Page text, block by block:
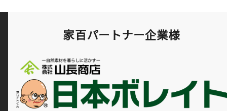
家百パートナー企業様